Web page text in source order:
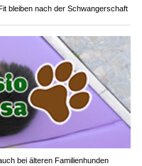
bleiben nach der Schwangerschaft
bei älteren Familienhunden